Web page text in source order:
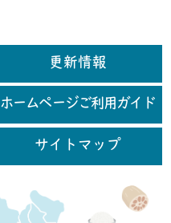
更新情報
ホームページご利用ガイド
サイトマップ